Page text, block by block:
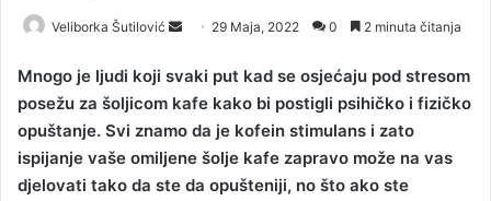
Veliborka Šutilović
n
d
a
n
e
29 Maja, 2022 0 2 minuta čitanja
Mnogo je ljudi koji svaki put kad se osjećaju pod stresom
posežu za šoljicom kafe kako bi postigli psihičko i fizičko
opuštanje. Svi znamo da je kofein stimulans i zato
ispijanje vaše omiljene šolje kafe zapravo može na vas
djelovati tako da ste da opušteniji, no što ako ste